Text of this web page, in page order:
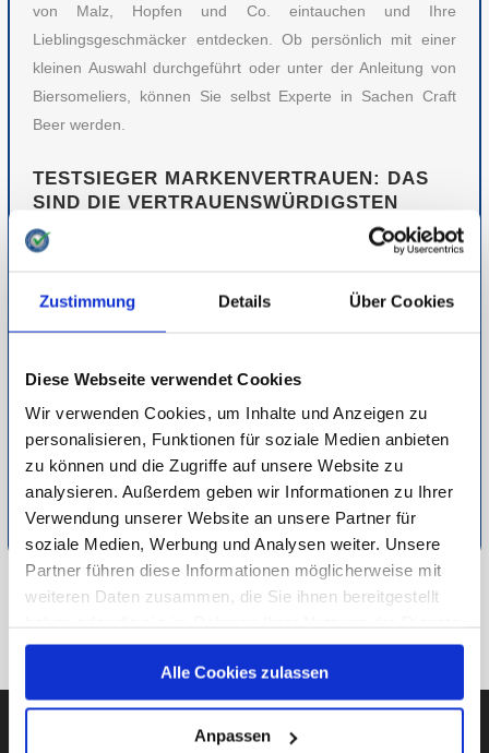
Zustimmung Details Über Cookies
Diese Webseite verwendet Cookies
Wir verwenden Cookies, um Inhalte und Anzeigen zu
personalisieren, Funktionen für soziale Medien anbieten
zu können und die Zugriffe auf unsere Website zu
analysieren. Außerdem geben wir Informationen zu Ihrer
Verwendung unserer Website an unsere Partner für
soziale Medien, Werbung und Analysen weiter. Unsere
Partner führen diese Informationen möglicherweise mit
weiteren Daten zusammen, die Sie ihnen bereitgestellt
gesammelt haben.
Unsere Datenschutzerklärung finden siehier.
Alle Cookies zulassen
Anpassen
von Malz, Hopfen und Co. eintauchen und Ihre
Lieblingsgeschmäcker entdecken. Ob persönlich mit einer
kleinen Auswahl durchgeführt oder unter der Anleitung von
Biersomeliers, können Sie selbst Experte in Sachen Craft
Beer werden.
TESTSIEGER MARKENVERTRAUEN: DAS
SIND DIE VERTRAUENSWÜRDIGSTEN
ONLINESHOPS FÜR CRAFT BEER
Für die 1.936 Teilnehmer der repräsentativen Umfrage vom
Craft Beer standen fünf Onlineshops zur Auswahl. Testsieger
in der Kategorie Markenvertrauen ist
Abstimmungswerte können Sie der Grafik am Seitenanfang
Detaillierte Informationen zur Durchführung unserer Studien
finden Sie unterMethodik.
ZU ESSEN & TRINKEN
ZUR ÜBERSICHT